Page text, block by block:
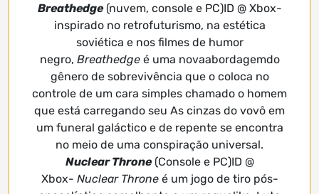
Breathedge(nuvem, console e PC)ID @ Xbox-
inspirado no retrofuturismo, na estética
soviética e nos filmes de humor
negro, Breathedgeé uma novaabordagemdo
gênero de sobrevivência que o coloca no
controle de um cara simples chamado o homem
que está carregando seu As cinzas do vovô em
um funeral galáctico e de repente se encontra
no meio de uma conspiração universal.
Nuclear Throne(Console e PC)ID @
Xbox- Nuclear Throneé um jogo de tiro pós-